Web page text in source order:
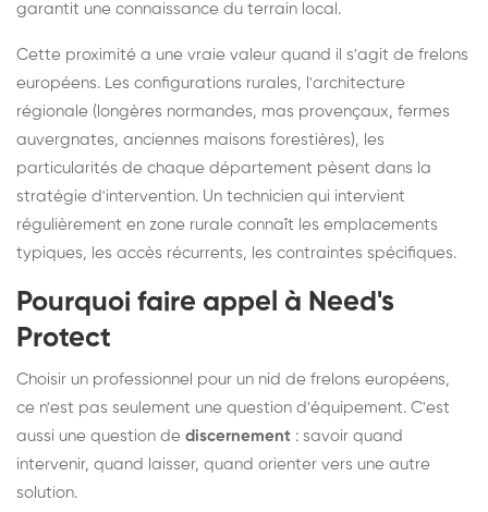
garantit une connaissance du terrain local.
Cette proximité a une vraie valeur quand il s'agit de frelons
européens. Les configurations rurales, l'architecture
régionale (longères normandes, mas provençaux, fermes
auvergnates, anciennes maisons forestières), les
particularités de chaque département pèsent dans la
stratégie d'intervention. Un technicien qui intervient
régulièrement en zone rurale connaît les emplacements
typiques, les accès récurrents, les contraintes spécifiques.
Pourquoi faire appel à Need's
Protect
Choisir un professionnel pour un nid de frelons européens,
ce n'est pas seulement une question d'équipement. C'est
aussi une question de discernement : savoir quand
intervenir, quand laisser, quand orienter vers une autre
solution.